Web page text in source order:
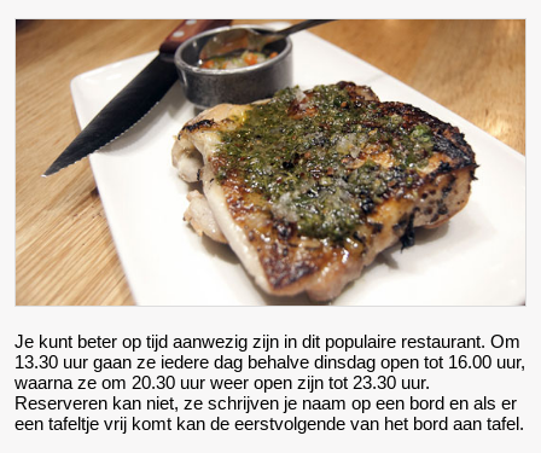
Je kunt beter op tijd aanwezig zijn in dit populaire restaurant. Om
13.30 uur gaan ze iedere dag behalve dinsdag open tot 16.00 uur,
waarna ze om 20.30 uur weer open zijn tot 23.30 uur.
Reserveren kan niet, ze schrijven je naam op een bord en als er
een tafeltje vrij komt kan de eerstvolgende van het bord aan tafel.